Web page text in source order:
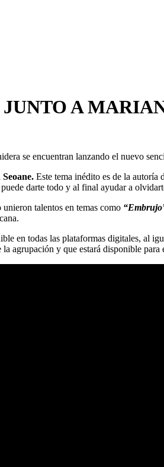
A
se encuentran lanzando el nuevo
Este tema inédito es de la autoría
darte todo y al final ayudar a
unieron talentos en temas como
en todas las plataformas digitales, al
agrupación y que estará disponible para